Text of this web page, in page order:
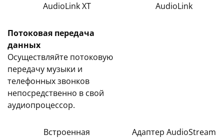
AudioLink XT AudioLink
Потоковая передача
данных
Осуществляйте потоковую
передачу музыки и
телефонных звонков
непосредственно в свой
аудиопроцессор.
Встроенная Адаптер AudioStream